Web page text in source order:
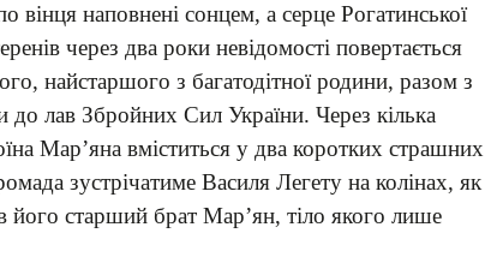
вінця наповнені сонцем, а серце Рогатинської
через два роки невідомості повертається
найстаршого з багатодітної родини, разом з
лав Збройних Сил України. Через кілька
Мар’яна вміститься у два коротких страшних
зустрічатиме Василя Легету на колінах, як
його старший брат Мар’ян, тіло якого лише